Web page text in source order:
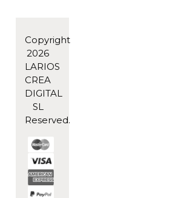
Copyright
2026
LARIOS
CREA
DIGITAL
SL
Reserved.